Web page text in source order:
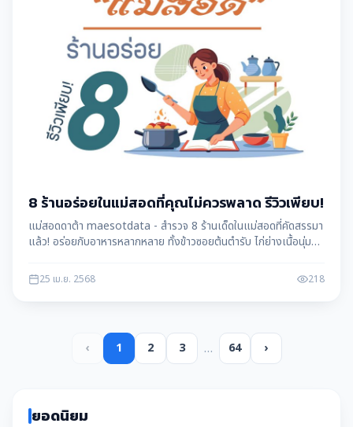
8 ร้านอร่อยในแม่สอดที่คุณไม่ควรพลาด รีวิวเพียบ!
แม่สอดดาต้า maesotdata - สำรวจ 8 ร้านเด็ดในแม่สอดที่คัดสรรมา
แล้ว! อร่อยกับอาหารหลากหลาย ทั้งข้าวซอยต้นตำรับ ไก่ย่างเนื้อนุ่ม
25 เม.ย. 2568 218
‹ 1 2 3 … 64 ›
ยอดนิยม